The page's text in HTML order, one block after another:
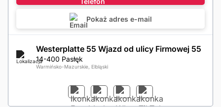
Pokaż adres e-mail
Westerplatte 55 Wjazd od ulicy Firmowej 55
14-400 Pasłęk
Warmińsko-Mazurskie, Elbląski